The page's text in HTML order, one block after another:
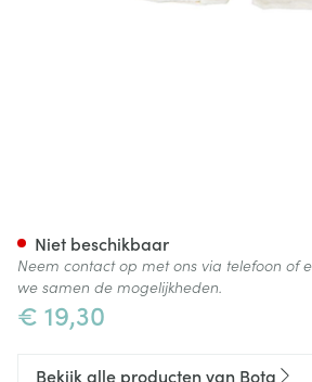
€ 19,30
Niet beschikbaar
Neem contact op met ons via telefoon of
we samen de mogelijkheden.
Bekijk alle producten van Bota